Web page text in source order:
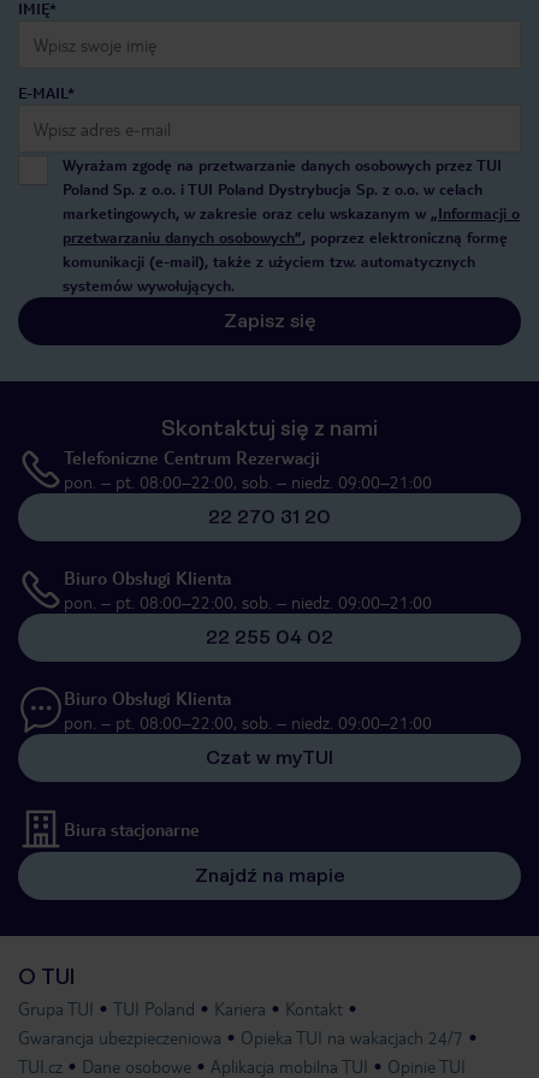
IMIĘ*
E-MAIL*
Wyrażam zgodę na przetwarzanie danych osobowych przez TUI
Poland Sp. z o.o. i TUI Poland Dystrybucja Sp. z o.o. w celach
marketingowych, w zakresie oraz celu wskazanym w „Informacji o
przetwarzaniu danych osobowych”, poprzez elektroniczną formę
komunikacji (e-mail), także z użyciem tzw. automatycznych
systemów wywołujących.
Zapisz się
Skontaktuj się z nami
Telefoniczne Centrum Rezerwacji
pon. – pt. 08:00–22:00, sob. – niedz. 09:00–21:00
22 270 31 20
Biuro Obsługi Klienta
pon. – pt. 08:00–22:00, sob. – niedz. 09:00–21:00
22 255 04 02
Biuro Obsługi Klienta
pon. – pt. 08:00–22:00, sob. – niedz. 09:00–21:00
Czat w myTUI
Biura stacjonarne
Znajdź na mapie
O TUI
Grupa TUI TUI Poland Kariera
Kontakt
Gwarancja ubezpieczeniowa
Opieka TUI na wakacjach 24/7
TUI.cz
Dane osobowe Aplikacja mobilna TUI Opinie TUI